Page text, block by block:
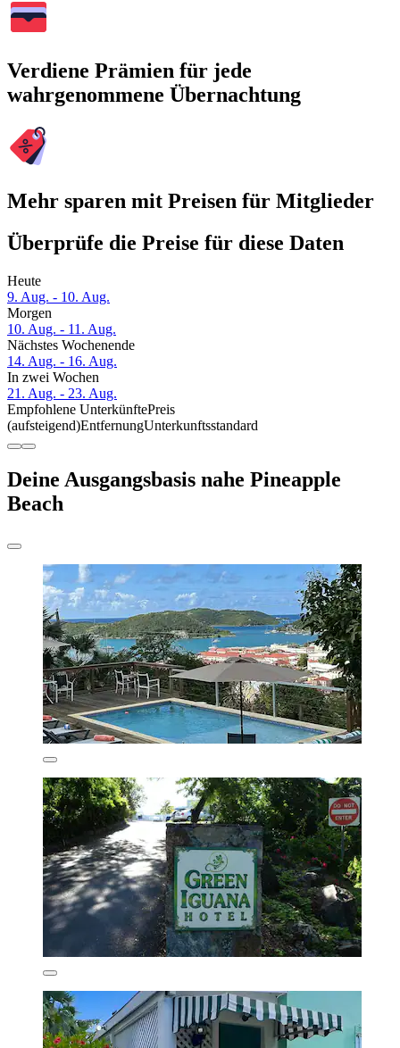
Verdiene Prämien für jede
wahrgenommene Übernachtung
Mehr sparen mit Preisen für Mitglieder
Überprüfe die Preise für diese Daten
Heute
9. Aug. - 10. Aug.
Morgen
10. Aug. - 11. Aug.
Nächstes Wochenende
14. Aug. - 16. Aug.
In zwei Wochen
21. Aug. - 23. Aug.
Empfohlene UnterkünftePreis
(aufsteigend)EntfernungUnterkunftsstandard
Deine Ausgangsbasis nahe Pineapple
Beach